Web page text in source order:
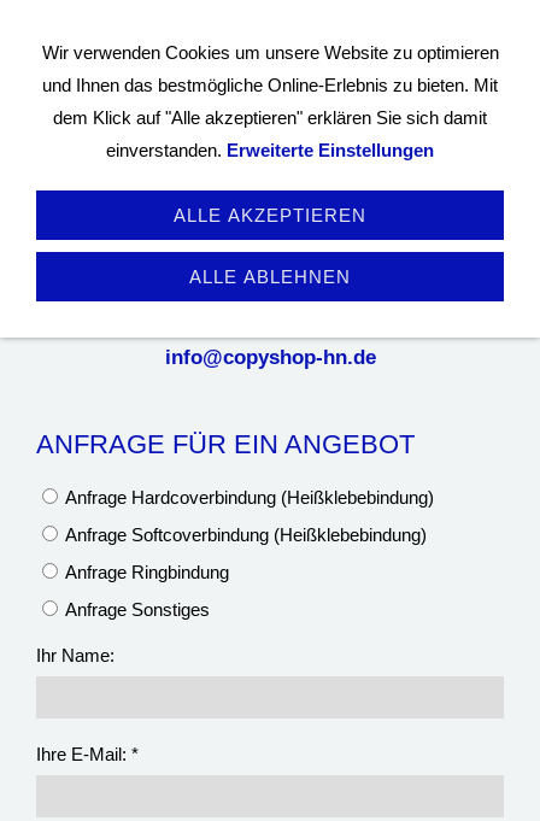
Anfrage für ein Angebot
info@copyshop-hn.de
ANFRAGE FÜR EIN ANGEBOT
Anfrage Hardcoverbindung (Heißklebebindung)
Anfrage Softcoverbindung (Heißklebebindung)
Anfrage Ringbindung
Anfrage Sonstiges
Ihr Name:
Ihre E-Mail: *
Wir verwenden Cookies um unsere Website zu optimieren
und Ihnen das bestmögliche Online-Erlebnis zu bieten. Mit
dem Klick auf "Alle akzeptieren" erklären Sie sich damit
einverstanden. Erweiterte Einstellungen
ALLE AKZEPTIEREN
ALLE ABLEHNEN